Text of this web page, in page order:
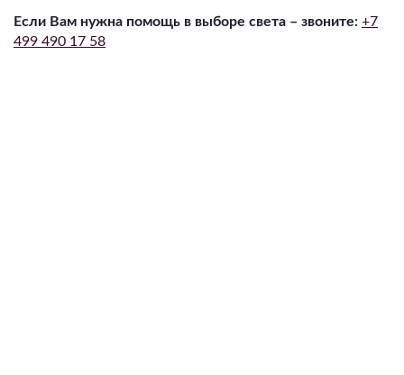
Если Вам нужна помощь в выборе света – звоните: +7
499 490 17 58